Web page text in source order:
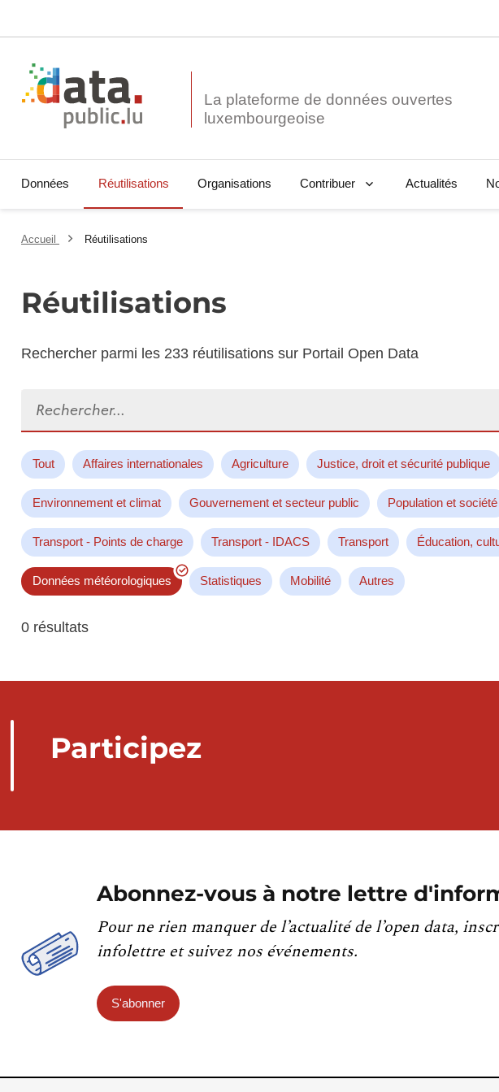
La plateforme de données ouvertes
Données Réutilisations Organisations Contribuer Actualités
Accueil Réutilisations
Réutilisations
Rechercher parmi les 233 réutilisations sur Portail Open Data
Tout Affaires internationales Agriculture Justice, droit et sécurité publique
Environnement et climat Gouvernement et secteur public Population et société
Transport - Points de charge Transport - IDACS Transport Éducation,
Données météorologiques Statistiques Mobilité Autres
0 résultats
Participez
Abonnez-vous à notre lettre
Pour ne rien manquer de l’actualité de l’open data,
infolettre et suivez nos événements.
S'abonner